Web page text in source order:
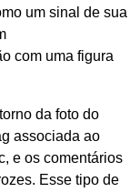
um sinal de sua
com uma figura
da foto do
associada ao
e os comentários
Esse tipo de